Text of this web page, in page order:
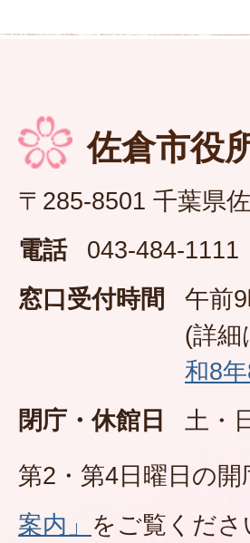
佐倉市役
〒285-8501 千葉県
電話
043-484-1111
窓口受付時間
午前
(詳細
和8年
閉庁・休館日
土・
第2・第4日曜日の
案内」 をご覧くださ